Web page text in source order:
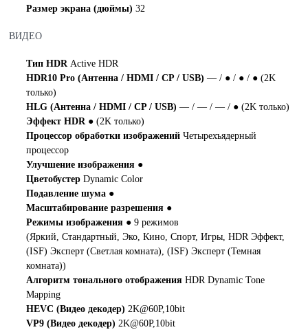
Размер экрана (дюймы)32
ВИДЕО
Тип HDRActive HDR
HDR10 Pro (Антенна / HDMI / CP / USB)— / ● / ● / ● (2K
только)
HLG (Антенна / HDMI / CP / USB)— / — / — / ● (2K только)
Эффект HDR ● (2K только)
Процессор обработки изображенийЧетырехъядерный
процессор
Улучшение изображения ●
ЦветобустерDynamic Color
Подавление шума ●
Масштабирование разрешения ●
Режимы изображения ● 9 режимов
(Яркий, Стандартный, Эко, Кино, Спорт, Игры, HDR Эффект,
(ISF) Эксперт (Светлая комната), (ISF) Эксперт (Темная
комната))
Алгоритм тонального отображенияHDR Dynamic Tone
Mapping
HEVC (Видео декодер)2K@60P,10bit
VP9 (Видео декодер)2K@60P,10bit